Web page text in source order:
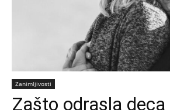
Zanimljivosti
Zašto odrasla deca